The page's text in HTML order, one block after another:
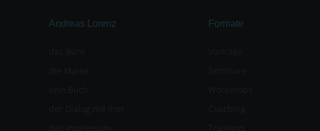
Andreas Lorenz Formate